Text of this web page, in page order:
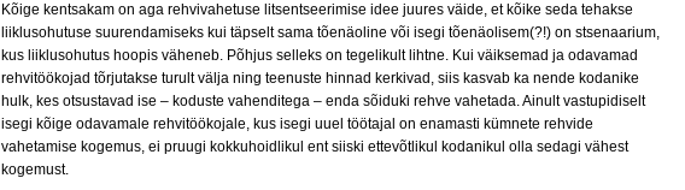
Kõige kentsakam on aga rehvivahetuse litsentseerimise idee juures väide, et kõike seda tehakse
liiklusohutuse suurendamiseks kui täpselt sama tõenäoline või isegi tõenäolisem(?!) on stsenaarium,
kus liiklusohutus hoopis väheneb. Põhjus selleks on tegelikult lihtne. Kui väiksemad ja odavamad
rehvitöökojad tõrjutakse turult välja ning teenuste hinnad kerkivad, siis kasvab ka nende kodanike
hulk, kes otsustavad ise – koduste vahenditega – enda sõiduki rehve vahetada. Ainult vastupidiselt
isegi kõige odavamale rehvitöökojale, kus isegi uuel töötajal on enamasti kümnete rehvide
vahetamise kogemus, ei pruugi kokkuhoidlikul ent siiski ettevõtlikul kodanikul olla sedagi vähest
kogemust.